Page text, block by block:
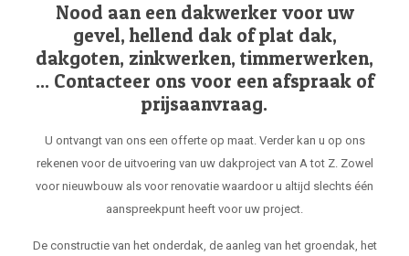
Nood aan een dakwerker voor uw
gevel, hellend dak of plat dak,
dakgoten, zinkwerken, timmerwerken,
... Contacteer ons voor een afspraak of
prijsaanvraag.
U ontvangt van ons een offerte op maat. Verder kan u op ons
rekenen voor de uitvoering van uw dakproject van A tot Z. Zowel
voor nieuwbouw als voor renovatie waardoor u altijd slechts één
aanspreekpunt heeft voor uw project.
De constructie van het onderdak, de aanleg van het groendak, het